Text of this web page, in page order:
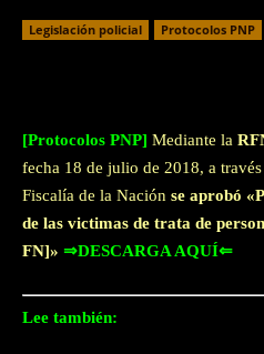
Legislación policial Protocolos PNP
[Protocolos PNP] Mediante la
fecha 18 de julio de 2018, a
Fiscalía de la Nación se aprobó
de las victimas de trata de
FN]» ⇒DESCARGA AQUÍ⇐
Lee también: